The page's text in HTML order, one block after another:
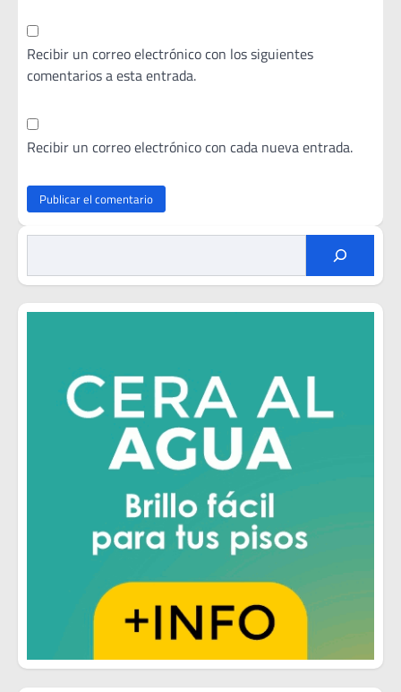
Recibir un correo electrónico con los siguientes
comentarios a esta entrada.
Recibir un correo electrónico con cada nueva entrada.